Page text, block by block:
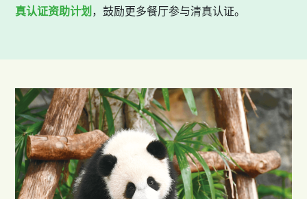
真认证资助计划 ，鼓励更多餐厅参与清真认证。